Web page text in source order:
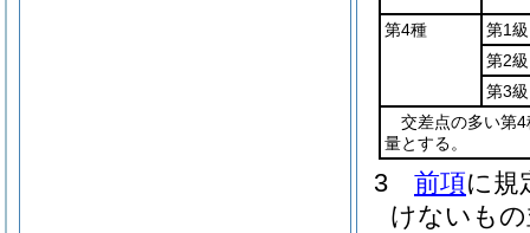
第4種
第1級
第2級
第3級
交差点の多い第
量とする。
3 前項に規
けないも